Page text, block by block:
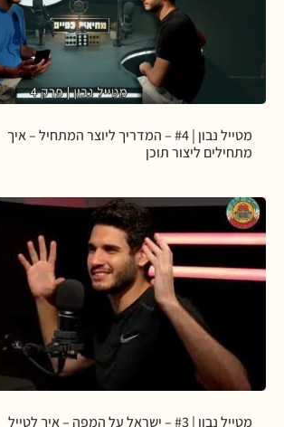
מטייל נבון | #4 – המדריך ליוצר המתחיל – איך
מתחילים ליצור תוכן
מטייל נבון | #3 – ישראל על המפה – איך לטייל